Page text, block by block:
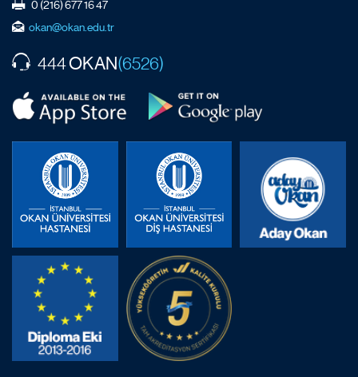
0 (216) 677 16 47
okan@okan.edu.tr
444OKAN(6526)